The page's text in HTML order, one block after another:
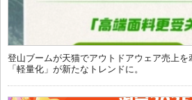
登山ブームが天猫でアウトドアウェア売上
「軽量化」が新たなトレンドに。